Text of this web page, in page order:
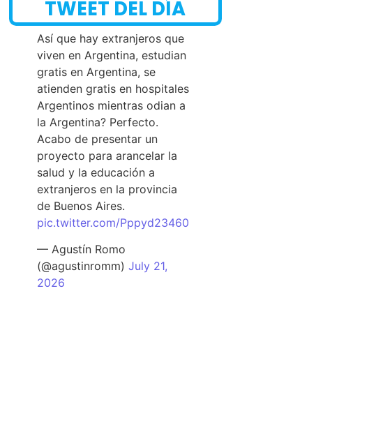
TWEET DEL DÍA
Así que hay extranjeros que
viven en Argentina, estudian
gratis en Argentina, se
atienden gratis en hospitales
Argentinos mientras odian a
la Argentina? Perfecto.
Acabo de presentar un
proyecto para arancelar la
salud y la educación a
extranjeros en la provincia
de Buenos Aires.
pic.twitter.com/Pppyd23460
— Agustín Romo
(@agustinromm)July 21,
2026